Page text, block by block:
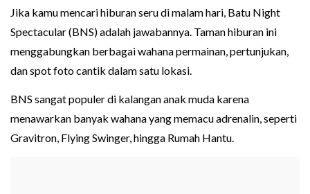
Jika kamu mencari hiburan seru di malam hari, Batu Night
Spectacular (BNS) adalah jawabannya. Taman hiburan ini
menggabungkan berbagai wahana permainan, pertunjukan,
dan spot foto cantik dalam satu lokasi.
BNS sangat populer di kalangan anak muda karena
menawarkan banyak wahana yang memacu adrenalin, seperti
Gravitron, Flying Swinger, hingga Rumah Hantu.